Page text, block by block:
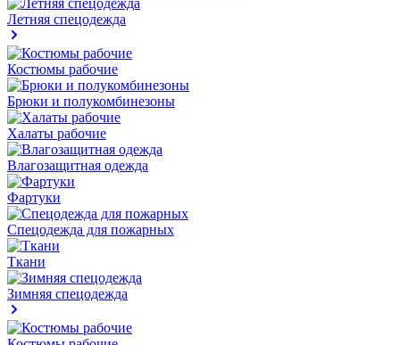
Летняя спецодежда
Костюмы рабочие
Брюки и полукомбинезоны
Халаты рабочие
Влагозащитная одежда
Фартуки
Спецодежда для пожарных
Ткани
Зимняя спецодежда